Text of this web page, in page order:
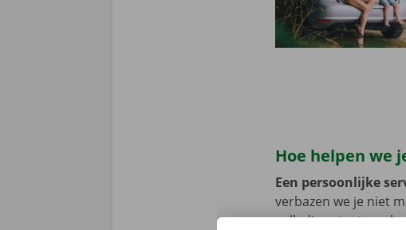
Hoe helpen we
Een persoonlijke
verbazen we je niet
volledige staat van